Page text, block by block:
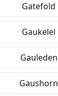
Gatefold
Gaukelei
Gauleden
Gaushorn